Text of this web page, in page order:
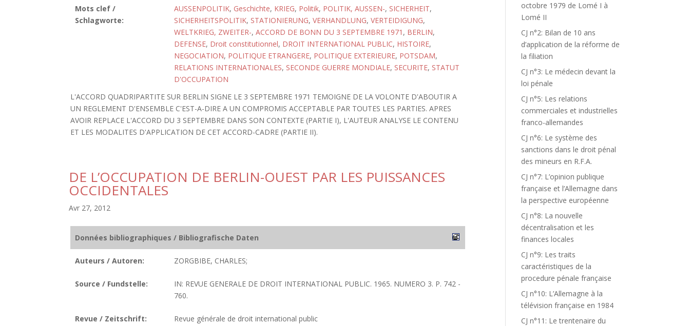
Mots clef /
Schlagworte:
AUSSENPOLITIK, Geschichte, KRIEG, Politik, POLITIK, AUSSEN-, SICHERHEIT,
SICHERHEITSPOLITIK, STATIONIERUNG, VERHANDLUNG, VERTEIDIGUNG,
WELTKRIEG, ZWEITER-, ACCORD DE BONN DU 3 SEPTEMBRE 1971 , BERLIN,
DEFENSE, Droit constitutionnel, DROIT INTERNATIONAL PUBLIC, HISTOIRE,
NEGOCIATION, POLITIQUE ETRANGERE, POLITIQUE EXTERIEURE, POTSDAM,
RELATIONS INTERNATIONALES, SECONDE GUERRE MONDIALE, SECURITE, STATUT
D'OCCUPATION
L'ACCORD QUADRIPARTITE SUR BERLIN SIGNE LE 3 SEPTEMBRE 1971 TEMOIGNE DE LA VOLONTE D'ABOUTIR A
UN REGLEMENT D'ENSEMBLE C'EST-A-DIRE A UN COMPROMIS ACCEPTABLE PAR TOUTES LES PARTIES. APRES
AVOIR REPLACE L'ACCORD DU 3 SEPTEMBRE DANS SON CONTEXTE (PARTIE I), L'AUTEUR ANALYSE LE CONTENU
ET LES MODALITES D'APPLICATION DE CET ACCORD-CADRE (PARTIE II).
DE L’OCCUPATION DE BERLIN-OUEST PAR LES PUISSANCES
OCCIDENTALES
Avr 27, 2012
Données bibliographiques / Bibliografische Daten
Auteurs / Autoren: ZORGBIBE, CHARLES;
Source / Fundstelle:
IN: REVUE GENERALE DE DROIT INTERNATIONAL PUBLIC. 1965. NUMERO 3. P. 742 -
760.
Revue / Zeitschrift: Revue générale de droit international public
octobre 1979 de Lomé I à
Lomé II
CJ n°2: Bilan de 10 ans
d’application de la réforme de
la filiation
CJ n°3: Le médecin devant la
loi pénale
CJ n°5: Les relations
commerciales et industrielles
franco-allemandes
CJ n°6: Le système des
sanctions dans le droit pénal
des mineurs en R.F.A.
CJ n°7: L’opinion publique
française et l’Allemagne dans
la perspective européenne
CJ n°8: La nouvelle
décentralisation et les
finances locales
CJ n°9: Les traits
caractéristiques de la
procedure pénale française
CJ n°10: L’Allemagne à la
télévision française en 1984
CJ n°11: Le trentenaire du